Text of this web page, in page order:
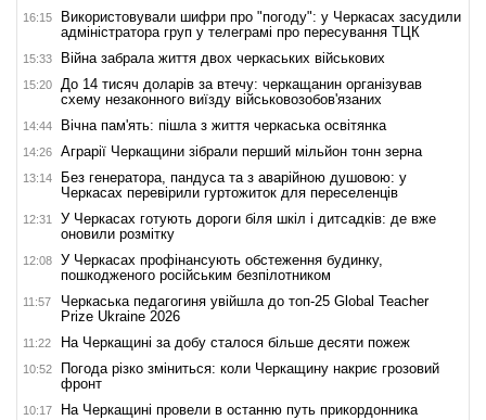
16:15
Використовували шифри про "погоду": у Черкасах засудили
адміністратора груп у телеграмі про пересування ТЦК
15:33 Війна забрала життя двох черкаських військових
15:20
До 14 тисяч доларів за втечу: черкащанин організував
схему незаконного виїзду військовозобов'язаних
14:44 Вічна пам'ять: пішла з життя черкаська освітянка
14:26 Аграрії Черкащини зібрали перший мільйон тонн зерна
13:14
Без генератора, пандуса та з аварійною душовою: у
Черкасах перевірили гуртожиток для переселенців
12:31
У Черкасах готують дороги біля шкіл і дитсадків: де вже
оновили розмітку
12:08
У Черкасах профінансують обстеження будинку,
пошкодженого російським безпілотником
11:57
Черкаська педагогиня увійшла до топ-25 Global Teacher
Prize Ukraine 2026
11:22 На Черкащині за добу сталося більше десяти пожеж
10:52
Погода різко зміниться: коли Черкащину накриє грозовий
фронт
10:17 На Черкащині провели в останню путь прикордонника